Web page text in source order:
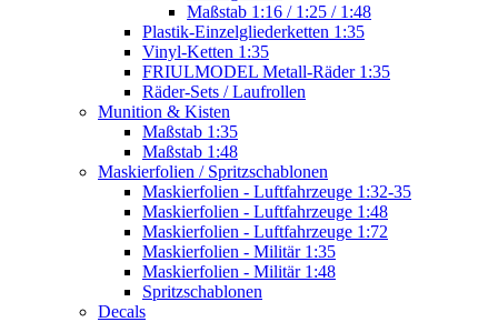
Maßstab 1:16 / 1:25 / 1:48
Plastik-Einzelgliederketten 1:35
Vinyl-Ketten 1:35
FRIULMODEL Metall-Räder 1:35
Räder-Sets / Laufrollen
Munition & Kisten
Maßstab 1:35
Maßstab 1:48
Maskierfolien / Spritzschablonen
Maskierfolien - Luftfahrzeuge 1:32-35
Maskierfolien - Luftfahrzeuge 1:48
Maskierfolien - Luftfahrzeuge 1:72
Maskierfolien - Militär 1:35
Maskierfolien - Militär 1:48
Spritzschablonen
Decals